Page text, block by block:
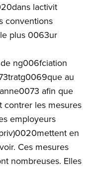
lactivit
conventions
plus 0063ur
ng006fciation
au
afin que
contrer les mesures
employeurs
en
Ces mesures
nombreuses. Elles